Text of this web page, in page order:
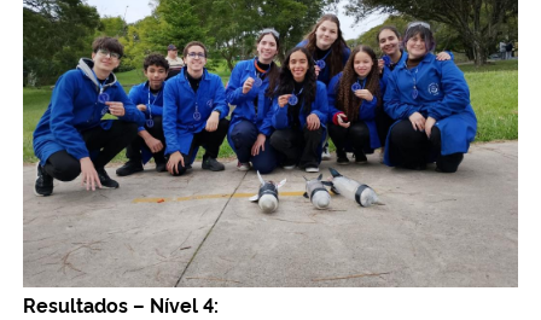
Secretaria de Governo
Gabinete de Segurança Institucional
Advocacia-Geral da União
Banco Central do Brasil
Planalto
Resultados – Nível 4: